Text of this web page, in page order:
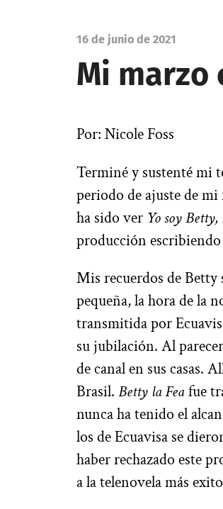
16 de junio de 2021
Mi marzo
Por: Nicole Foss
Terminé y sustenté mi
periodo de ajuste de
ha sido ver Yo soy Betty,
producción escribiendo
Mis recuerdos de Betty
pequeña, la hora de la
transmitida por
su jubilación. Al
de canal en sus casas.
Brasil. Betty la Feafue
nunca ha tenido el
los de Ecuavisa se
haber rechazado este
a la telenovela más